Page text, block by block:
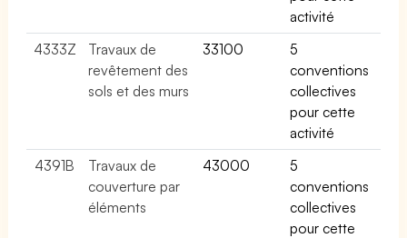
activité
4333Z
Travaux de
revêtement des
sols et des murs
33100
5
conventions
collectives
pour cette
activité
4391B
Travaux de
couverture par
éléments
43000
5
conventions
collectives
pour cette